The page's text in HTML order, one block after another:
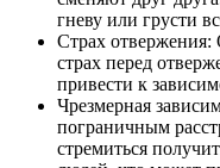
гневу или грусти
Страх
страх перед
привести к
Чрезмерная
пограничным
стремиться